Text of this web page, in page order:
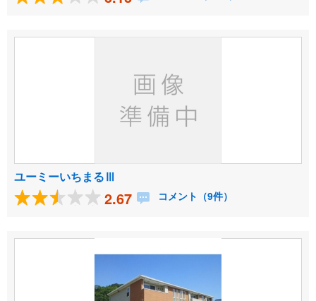
ユーミーいちまるⅢ
2.67 コメント（9件）